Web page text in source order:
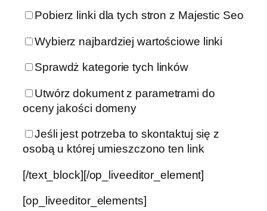
Pobierz linki dla tych stron z Majestic Seo
Wybierz najbardziej wartościowe linki
Sprawdż kategorie tych linków
Utwórz dokument z parametrami do
oceny jakości domeny
Jeśli jest potrzeba to skontaktuj się z
osobą u której umieszczono ten link
[/text_block][/op_liveeditor_element]
[op_liveeditor_elements]